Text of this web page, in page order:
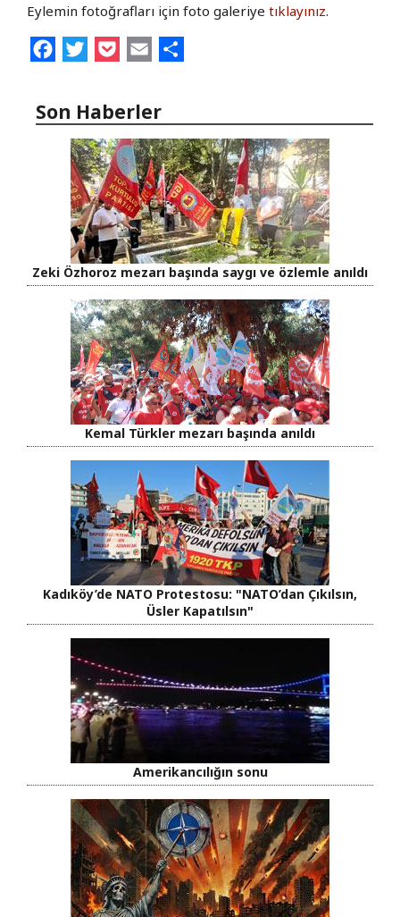
Eylemin fotoğrafları için foto galeriye tıklayınız.
FacebookTwitterPocketEmail
Son Haberler
Zeki Özhoroz mezarı başında saygı ve özlemle anıldı
Kemal Türkler mezarı başında anıldı
Kadıköy’de NATO Protestosu: "NATO’dan Çıkılsın,
Üsler Kapatılsın"
Amerikancılığın sonu